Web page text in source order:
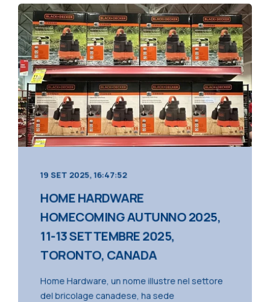
19 SET 2025, 16:47:52
HOME HARDWARE
HOMECOMING AUTUNNO 2025,
11-13 SETTEMBRE 2025,
TORONTO, CANADA
Home Hardware, un nome illustre nel settore
del bricolage canadese, ha sede